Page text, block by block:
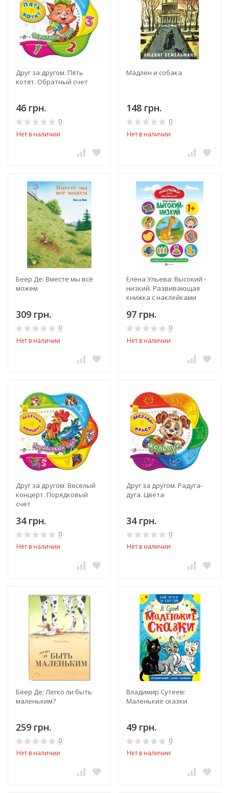
Друг за другом. Пять
котят. Обратный счет
46 грн.
0
Нет в наличии
Мадлен и собака
148 грн.
0
Нет в наличии
Беер Де: Вместе мы всё
можем
309 грн.
0
Нет в наличии
Елена Ульева: Высокий -
низкий. Развивающая
книжка с наклейками
97 грн.
0
Нет в наличии
Друг за другом. Веселый
концерт. Порядковый
счет
34 грн.
0
Нет в наличии
Друг за другом. Радуга-
дуга. Цвета
34 грн.
0
Нет в наличии
Беер Де: Легко ли быть
маленьким?
259 грн.
0
Нет в наличии
Владимир Сутеев:
Маленькие сказки
49 грн.
0
Нет в наличии